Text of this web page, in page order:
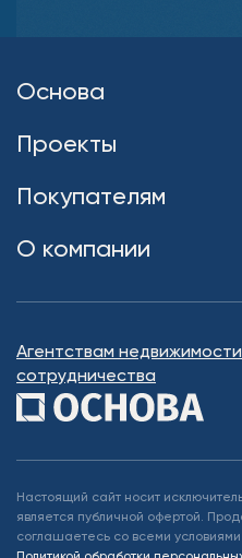
Основа
Проекты
Покупателям
О компании
Агентствам
сотрудничества
Настоящий сайт носит
является публичной офертой.
соглашаетесь со всеми условиями